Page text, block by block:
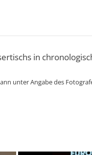
in
unter Angabe des